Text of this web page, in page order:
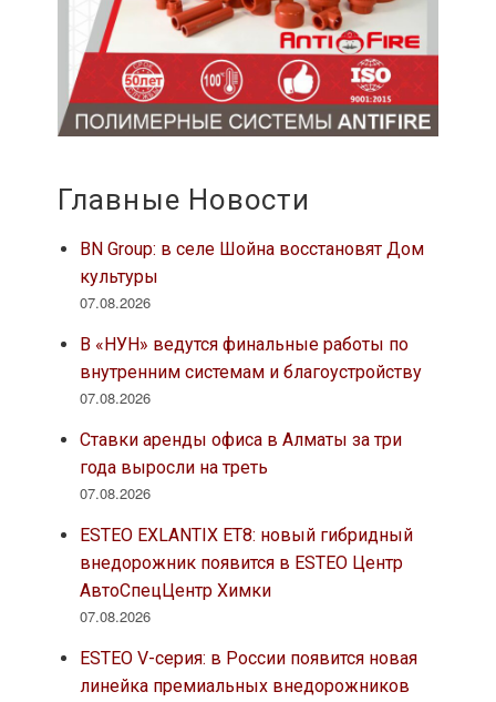
Главные Новости
BN Group: в селе Шойна восстановят Дом
культуры
07.08.2026
В «НУН» ведутся финальные работы по
внутренним системам и благоустройству
07.08.2026
Ставки аренды офиса в Алматы за три
года выросли на треть
07.08.2026
ESTEO EXLANTIX ET8: новый гибридный
внедорожник появится в ESTEO Центр
АвтоСпецЦентр Химки
07.08.2026
ESTEO V-серия: в России появится новая
линейка премиальных внедорожников